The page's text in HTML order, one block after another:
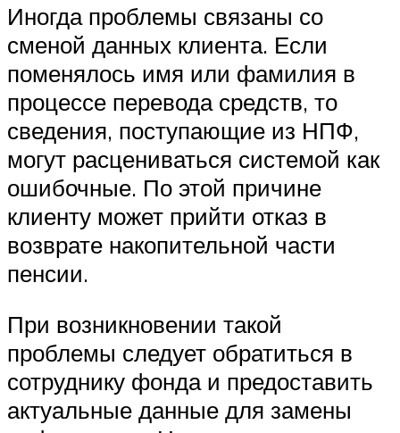
Иногда проблемы связаны со
сменой данных клиента. Если
поменялось имя или фамилия в
процессе перевода средств, то
сведения, поступающие из НПФ,
могут расцениваться системой как
ошибочные. По этой причине
клиенту может прийти отказ в
возврате накопительной части
пенсии.
При возникновении такой
проблемы следует обратиться в
сотруднику фонда и предоставить
актуальные данные для замены